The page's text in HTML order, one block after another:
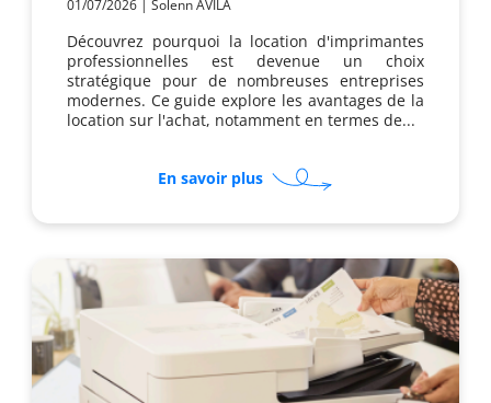
01/07/2026 Solenn AVILA
Découvrez pourquoi la location d'imprimantes
professionnelles est devenue un choix
stratégique pour de nombreuses entreprises
modernes. Ce guide explore les avantages de la
location sur l'achat, notamment en termes de...
En savoir plussur
Pourquoi
et
imprimante
en
location